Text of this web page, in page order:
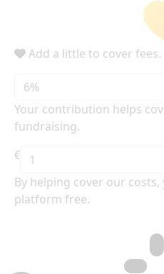
Add a little to cover fees.
6%
Your contribution helps
fundraising.
€
By helping cover our
platform free.